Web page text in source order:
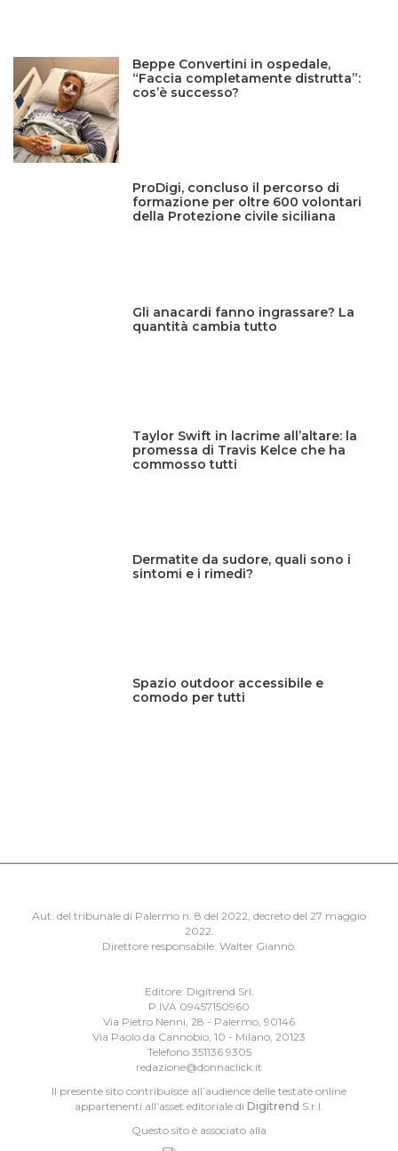
Beppe Convertini in ospedale,
“Faccia completamente distrutta”:
cos’è successo?
ProDigi, concluso il percorso di
formazione per oltre 600 volontari
della Protezione civile siciliana
Gli anacardi fanno ingrassare? La
quantità cambia tutto
Taylor Swift in lacrime all’altare: la
promessa di Travis Kelce che ha
commosso tutti
Dermatite da sudore, quali sono i
sintomi e i rimedi?
Spazio outdoor accessibile e
comodo per tutti
Aut. del tribunale di Palermo n. 8 del 2022, decreto del 27 maggio
2022.
Direttore responsabile: Walter Giannò.
Editore: Digitrend Srl.
P.IVA 09457150960
Via Pietro Nenni, 28 - Palermo, 90146
Via Paolo da Cannobio, 10 - Milano, 20123
Telefono 351136 9305
redazione@donnaclick.it
Il presente sito contribuisce all’audience delle testate online
appartenenti all’asset editoriale di Digitrend S.r.l.
Questo sito è associato alla